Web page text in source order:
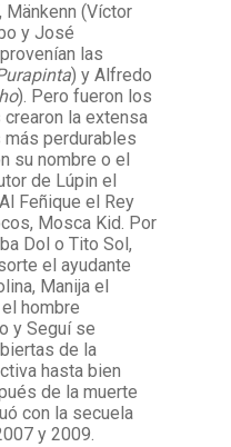
Mänkenn (Víctor
y José
las
) y Alfredo
). Pero fueron los
la extensa
perdurables
su nombre o el
de Lúpin el
Feñique el Rey
Mosca Kid. Por
Dol o Tito Sol,
el ayudante
Manija el
hombre
y Seguí se
de la
hasta bien
de la muerte
con la secuela
y 2009.